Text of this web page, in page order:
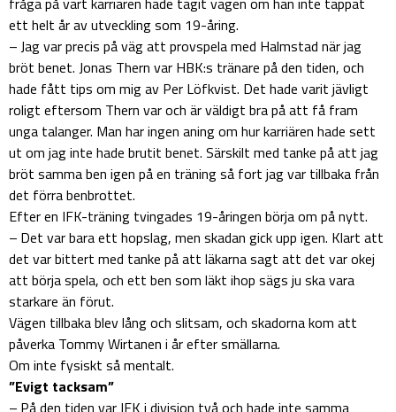
ett helt år av utveckling som 19-åring.
– Jag var precis på väg att provspela med Halmstad när jag
bröt benet. Jonas Thern var HBK:s tränare på den tiden, och
hade fått tips om mig av Per Löfkvist. Det hade varit jävligt
roligt eftersom Thern var och är väldigt bra på att få fram
unga talanger. Man har ingen aning om hur karriären hade sett
ut om jag inte hade brutit benet. Särskilt med tanke på att jag
bröt samma ben igen på en träning så fort jag var tillbaka från
det förra benbrottet.
Efter en IFK-träning tvingades 19-åringen börja om på nytt.
– Det var bara ett hopslag, men skadan gick upp igen. Klart att
det var bittert med tanke på att läkarna sagt att det var okej
att börja spela, och ett ben som läkt ihop sägs ju ska vara
starkare än förut.
Vägen tillbaka blev lång och slitsam, och skadorna kom att
påverka Tommy Wirtanen i år efter smällarna.
Om inte fysiskt så mentalt.
”Evigt tacksam”